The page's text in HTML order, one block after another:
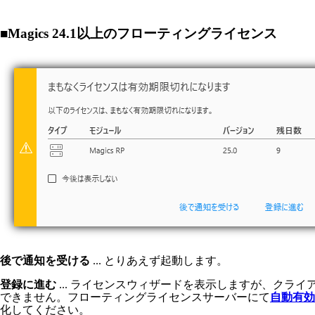
■Magics 24.1以上のフローティングライセンス
後で通知を受ける ... とりあえず起動します。
登録に進む ... ライセンスウィザードを表示しますが、クライ
できません。フローティングライセンスサーバーにて 自動有
化してください。